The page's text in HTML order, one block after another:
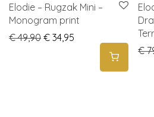
Elodie – Rugzak Mini –
Monogram print
€49,90 Original price was: €
€ 34,95 Current price is: €
€